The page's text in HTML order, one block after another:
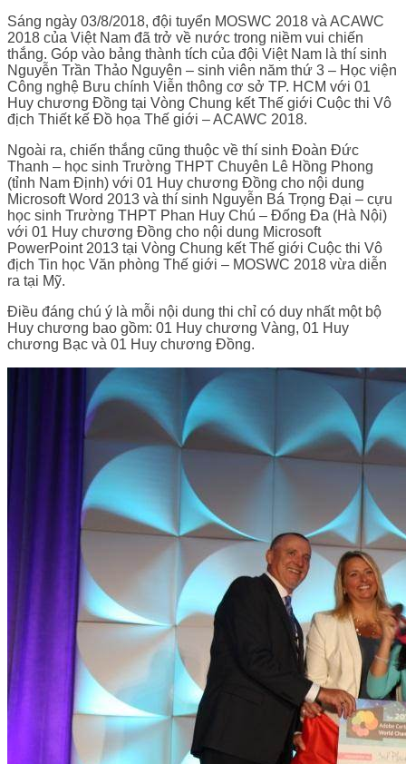
Sáng ngày 03/8/2018, đội tuyển MOSWC 2018 và ACAWC
2018 của Việt Nam đã trở về nước trong niềm vui chiến
thắng. Góp vào bảng thành tích của đội Việt Nam là thí sinh
Nguyễn Trần Thảo Nguyên – sinh viên năm thứ 3 – Học viện
Công nghệ Bưu chính Viễn thông cơ sở TP. HCM với 01
Huy chương Đồng tại Vòng Chung kết Thế giới Cuộc thi Vô
địch Thiết kế Đồ họa Thế giới – ACAWC 2018.
Ngoài ra, chiến thắng cũng thuộc về thí sinh Đoàn Đức
Thanh – học sinh Trường THPT Chuyên Lê Hồng Phong
(tỉnh Nam Định) với 01 Huy chương Đồng cho nội dung
Microsoft Word 2013 và thí sinh Nguyễn Bá Trọng Đại – cựu
học sinh Trường THPT Phan Huy Chú – Đống Đa (Hà Nội)
với 01 Huy chương Đồng cho nội dung Microsoft
PowerPoint 2013 tại Vòng Chung kết Thế giới Cuộc thi Vô
địch Tin học Văn phòng Thế giới – MOSWC 2018 vừa diễn
ra tại Mỹ.
Điều đáng chú ý là mỗi nội dung thi chỉ có duy nhất một bộ
Huy chương bao gồm: 01 Huy chương Vàng, 01 Huy
chương Bạc và 01 Huy chương Đồng.